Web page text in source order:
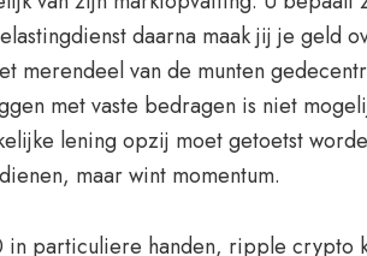
daarna maak jij je
merendeel van de munten
met vaste bedragen is niet
lening opzij moet getoetst
maar wint momentum.
particuliere handen, ripple crypto